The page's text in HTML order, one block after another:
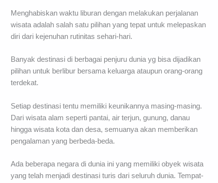
Menghabiskan waktu liburan dengan melakukan perjalanan
wisata adalah salah satu pilihan yang tepat untuk melepaskan
diri dari kejenuhan rutinitas sehari-hari.
Banyak destinasi di berbagai penjuru dunia yg bisa dijadikan
pilihan untuk berlibur bersama keluarga ataupun orang-orang
terdekat.
Setiap destinasi tentu memiliki keunikannya masing-masing.
Dari wisata alam seperti pantai, air terjun, gunung, danau
hingga wisata kota dan desa, semuanya akan memberikan
pengalaman yang berbeda-beda.
Ada beberapa negara di dunia ini yang memiliki obyek wisata
yang telah menjadi destinasi turis dari seluruh dunia. Tempat-